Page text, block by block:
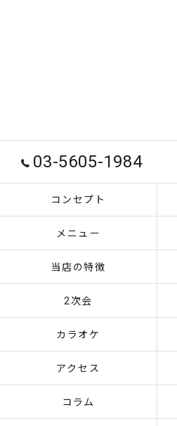
03-5605-1984
コンセプト
メニュー
当店の特徴
2次会
カラオケ
アクセス
コラム